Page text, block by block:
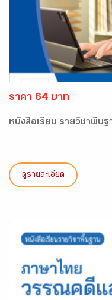
ราคา 64 บาท
หนังสือเรียน รายวิชาพื้นฐ
ดูรายละเอียด